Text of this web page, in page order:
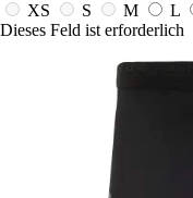
XS
S M L
Dieses Feld ist erforderlich